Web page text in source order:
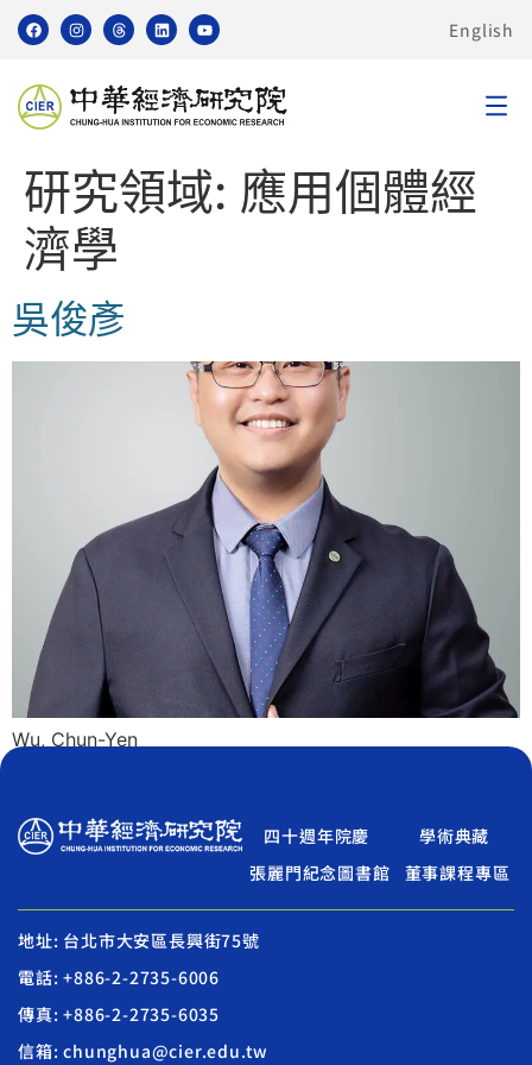
English
研究領域: 應用個體經
濟學
吳俊彥
Wu, Chun-Yen
四十週年院慶
學術典藏
張麗門紀念圖書館
董事課程專區
地址: 台北市大安區長興街75號
電話: +886-2-2735-6006
傳真: +886-2-2735-6035
信箱: chunghua@cier.edu.tw